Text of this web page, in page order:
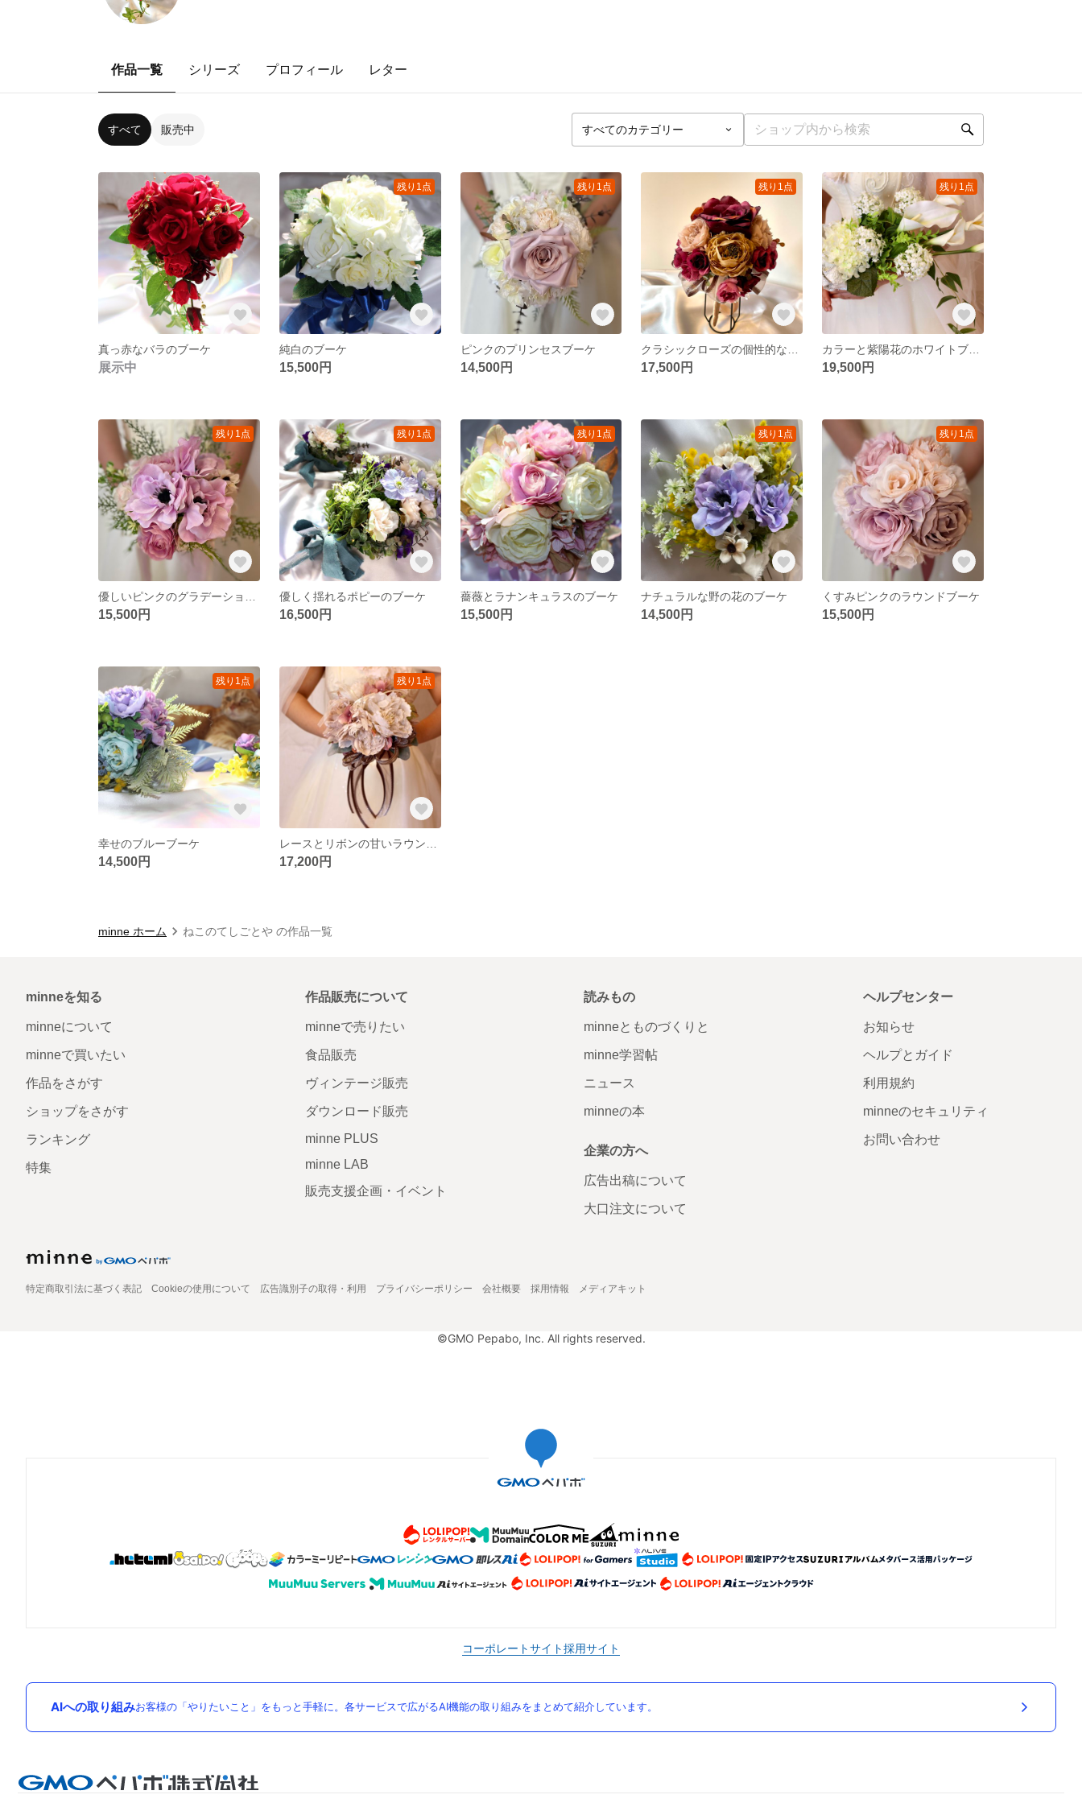
作品一覧 シリーズ プロフィール レター
すべて 販売中
真っ赤なバラのブーケ
展示中
残り1点
純白のブーケ
15,500円
残り1点
ピンクのプリンセスブーケ
14,500円
残り1点
17,500円
残り1点
19,500円
残り1点
15,500円
残り1点
優しく揺れるポピーのブーケ
16,500円
残り1点
薔薇とラナンキュラスのブーケ
15,500円
残り1点
ナチュラルな野の花のブーケ
14,500円
残り1点
くすみピンクのラウンドブーケ
15,500円
残り1点
幸せのブルーブーケ
14,500円
残り1点
17,200円
minne ホーム ねこのてしごとや の作品一覧
minneを知る
minneについて
minneで買いたい
作品をさがす
ショップをさがす
ランキング
特集
作品販売について
minneで売りたい
食品販売
ヴィンテージ販売
ダウンロード販売
minne PLUS
minne LAB
販売支援企画・イベント
読みもの
minneとものづくりと
minne学習帖
ニュース
minneの本
企業の方へ
広告出稿について
大口注文について
ヘルプセンター
お知らせ
ヘルプとガイド
利用規約
minneのセキュリティ
お問い合わせ
特定商取引法に基づく表記 Cookieの使用について 広告識別子の取得・利用 プライバシーポリシー 会社概要 採用情報 メディアキット
©GMO Pepabo, Inc. All rights reserved.
コーポレートサイト採用サイト
AIへの取り組みお客様の「やりたいこと」をもっと手軽に。各サービスで広がるAI機能の取り組みをまとめて紹介しています。